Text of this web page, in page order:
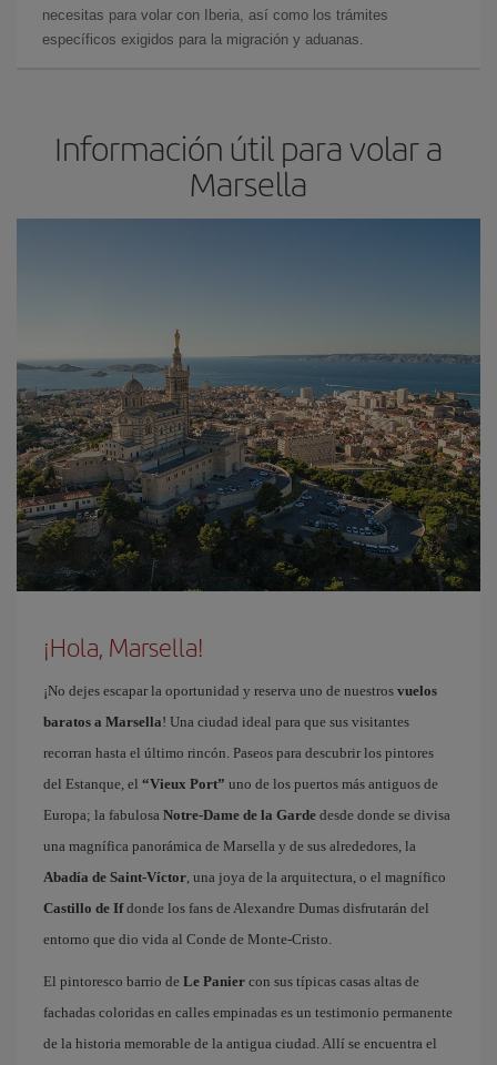
necesitas para volar con Iberia, así como los trámites
específicos exigidos para la migración y aduanas.
Información útil para volar a
Marsella
¡Hola, Marsella!
¡No dejes escapar la oportunidad y reserva uno de nuestros vuelos
baratos a Marsella! Una ciudad ideal para que sus visitantes
recorran hasta el último rincón. Paseos para descubrir los pintores
del Estanque, el “Vieux Port” uno de los puertos más antiguos de
Europa; la fabulosa Notre-Dame de la Garde desde donde se divisa
una magnífica panorámica de Marsella y de sus alrededores, la
Abadía de Saint-Víctor, una joya de la arquitectura, o el magnífico
Castillo de Ifdonde los fans de Alexandre Dumas disfrutarán del
entorno que dio vida al Conde de Monte-Cristo.
El pintoresco barrio de Le Panier con sus típicas casas altas de
fachadas coloridas en calles empinadas es un testimonio permanente
de la historia memorable de la antigua ciudad. Allí se encuentra el